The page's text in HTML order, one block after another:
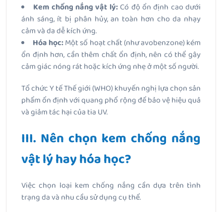
Kem chống nắng vật lý:Có độ ổn định cao dưới
ánh sáng, ít bị phân hủy, an toàn hơn cho da nhạy
cảm và da dễ kích ứng.
Hóa học:Một số hoạt chất (như avobenzone) kém
ổn định hơn, cần thêm chất ổn định, nên có thể gây
cảm giác nóng rát hoặc kích ứng nhẹ ở một số người.
Tổ chức Y tế Thế giới (WHO) khuyến nghị lựa chọn sản
phẩm ổn định với quang phổ rộng để bảo vệ hiệu quả
và giảm tác hại của tia UV.
III. Nên chọn kem chống nắng
vật lý hay hóa học?
Việc chọn loại kem chống nắng cần dựa trên tình
trạng da và nhu cầu sử dụng cụ thể.